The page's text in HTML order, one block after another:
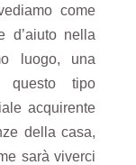
come
d’aiuto nella
luogo, una
questo tipo
acquirente
della casa,
sarà viverci